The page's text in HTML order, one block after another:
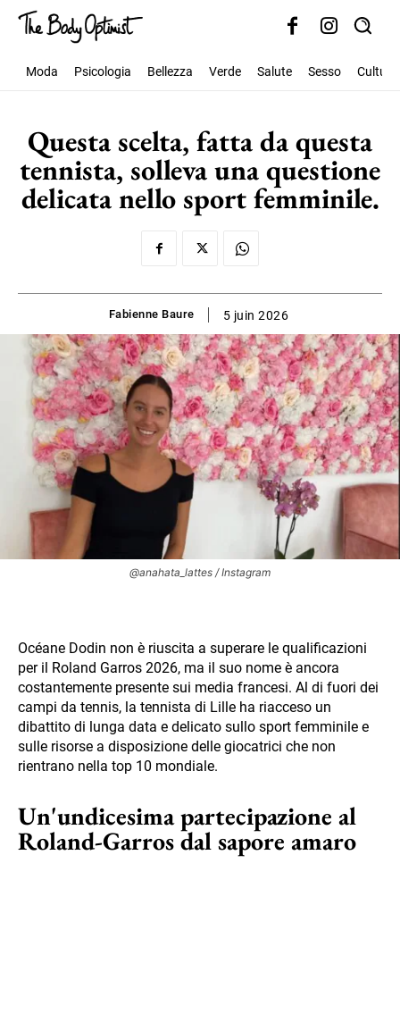
Moda Psicologia Bellezza Verde Salute Sesso Cultura
Questa scelta, fatta da questa
tennista, solleva una questione
delicata nello sport femminile.
Fabienne Baure 5 juin 2026
@anahata_lattes / Instagram
Océane Dodin non è riuscita a superare le qualificazioni
per il Roland Garros 2026, ma il suo nome è ancora
costantemente presente sui media francesi. Al di fuori dei
campi da tennis, la tennista di Lille ha riacceso un
dibattito di lunga data e delicato sullo sport femminile e
sulle risorse a disposizione delle giocatrici che non
rientrano nella top 10 mondiale.
Un'undicesima partecipazione al
Roland-Garros dal sapore amaro